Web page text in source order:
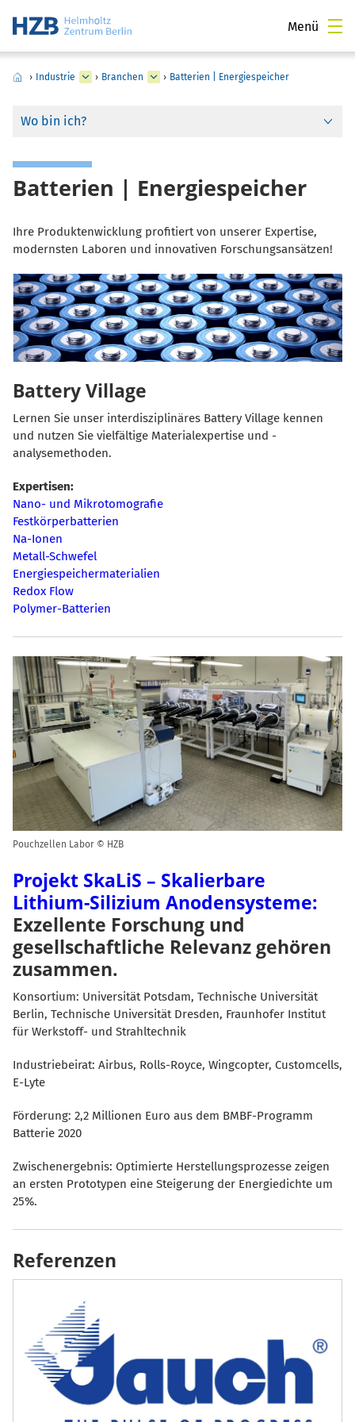
Menü
› Industrie › Branchen › Batterien | Energiespeicher
Wo bin ich?
Batterien | Energiespeicher
Ihre Produktenwicklung profitiert von unserer Expertise,
modernsten Laboren und innovativen Forschungsansätzen!
Battery Village
Lernen Sie unser interdisziplinäres Battery Village kennen
und nutzen Sie vielfältige Materialexpertise und -
analysemethoden.
Expertisen:
Nano- und Mikrotomografie
Festkörperbatterien
Na-Ionen
Metall-Schwefel
Energiespeichermaterialien
Redox Flow
Polymer-Batterien
Pouchzellen Labor © HZB
Projekt SkaLiS – Skalierbare
Lithium-Silizium Anodensysteme:
Exzellente Forschung und
gesellschaftliche Relevanz gehören
zusammen.
Konsortium: Universität Potsdam, Technische Universität
Berlin, Technische Universität Dresden, Fraunhofer Institut
für Werkstoff- und Strahltechnik
Industriebeirat: Airbus, Rolls-Royce, Wingcopter, Customcells,
E-Lyte
Förderung: 2,2 Millionen Euro aus dem BMBF-Programm
Batterie 2020
Zwischenergebnis: Optimierte Herstellungsprozesse zeigen
an ersten Prototypen eine Steigerung der Energiedichte um
25%.
Referenzen